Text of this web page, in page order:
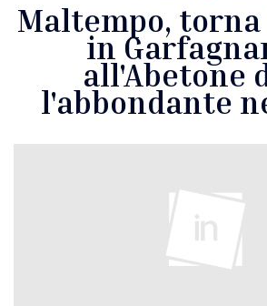
Maltempo,
in
all'Abetone
l'abbondante